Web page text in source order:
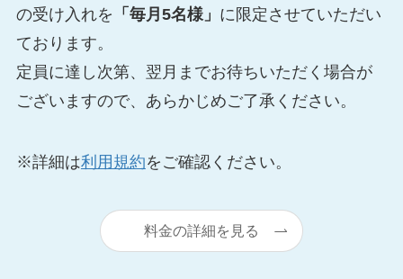
の受け入れを 「毎月5名様」 に限定させていただい
ております。
定員に達し次第、翌月までお待ちいただく場合が
ございますので、あらかじめご了承ください。
※詳細は利用規約をご確認ください。
料金の詳細を見る